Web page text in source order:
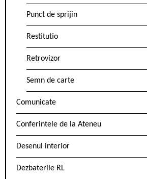
Punct de sprijin
Restitutio
Retrovizor
Semn de carte
Comunicate
Conferintele de la Ateneu
Desenul interior
Dezbaterile RL